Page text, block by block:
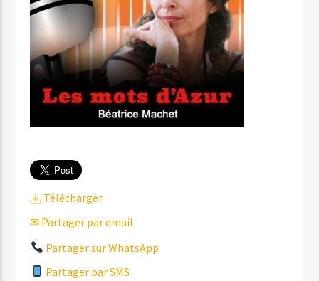
Télécharger
✉ Partager par email
Partager sur WhatsApp
Partager par SMS